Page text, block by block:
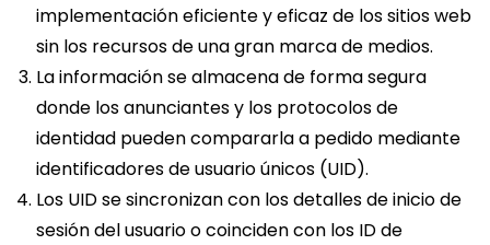
implementación eficiente y eficaz de los sitios web
sin los recursos de una gran marca de medios.
La información se almacena de forma segura
donde los anunciantes y los protocolos de
identidad pueden compararla a pedido mediante
identificadores de usuario únicos (UID).
Los UID se sincronizan con los detalles de inicio de
sesión del usuario o coinciden con los ID de